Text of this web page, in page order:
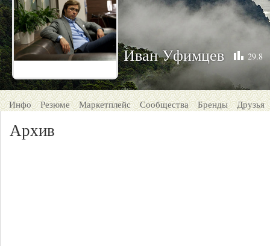
Иван Уфимцев 29.8
Инфо Резюме Маркетплейс Сообщества Бренды Друзья
Архив